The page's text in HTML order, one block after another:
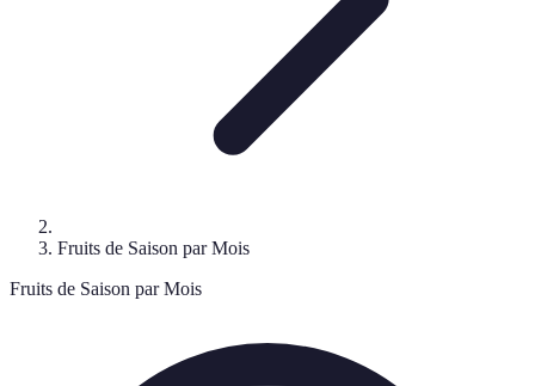
Fruits de Saison par Mois
Fruits de Saison par Mois